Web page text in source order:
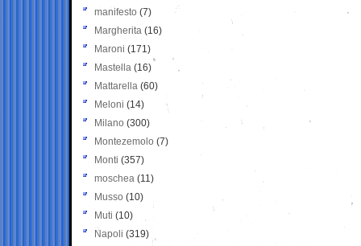
manifesto (7)
Margherita (16)
Maroni (171)
Mastella (16)
Mattarella (60)
Meloni (14)
Milano (300)
Montezemolo (7)
Monti (357)
moschea (11)
Musso (10)
Muti (10)
Napoli (319)